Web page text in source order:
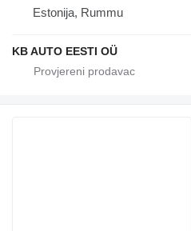
Estonija, Rummu
KB AUTO EESTI OÜ